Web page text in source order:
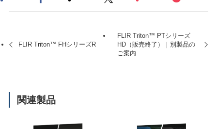
FLIR Triton™ FHシリーズR
FLIR Triton™ PTシリーズ
HD（販売終了）｜別製品の
ご案内
関連製品